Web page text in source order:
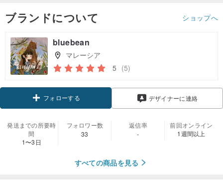
ブランドについて ショップへ
bluebean
マレーシア
5 (5)
フォローする デザイナーに連絡
発送までの所要時
間
1〜3日
フォロワー数
33
返信率
-
前回オンライン
1週間以上
すべての商品を見る